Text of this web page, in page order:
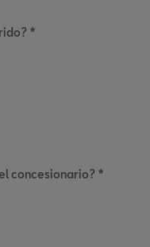
*
concesionario? *